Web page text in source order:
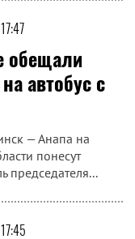
обещали
автобус с
— Анапа на
понесут
председателя...